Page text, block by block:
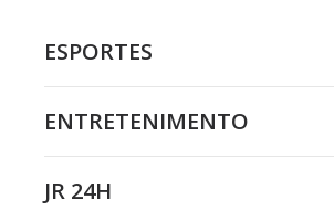
ESPORTES
ENTRETENIMENTO
JR 24H